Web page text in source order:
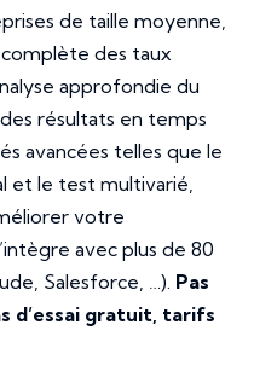
de taille moyenne,
des taux
approfondie du
résultats en temps
avancées telles que le
et le test multivarié,
votre
avec plus de 80
Salesforce, …). Pas
d’essai gratuit, tarifs